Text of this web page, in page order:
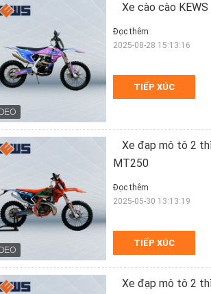
Xe cào cào
TIẾP XÚC
Đọc thêm
2025-08-28 15:13:16
Xe đạp mô tô 2
MT250
TIẾP XÚC
Đọc thêm
2025-05-30 13:13:19
Xe đạp mô tô 2